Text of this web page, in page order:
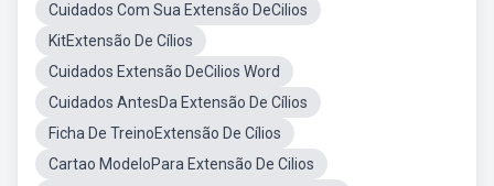
Cuidados Com Sua Extensão DeCilios
KitExtensão De Cílios
Cuidados Extensão DeCilios Word
Cuidados AntesDa Extensão De Cílios
Ficha De TreinoExtensão De Cílios
Cartao ModeloPara Extensão De Cilios